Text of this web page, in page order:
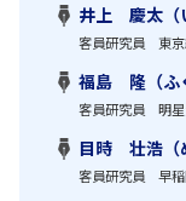
井上 慶太（
客員研究員 東京
福島 隆（ふ
客員研究員 明星
目時 壮浩（
客員研究員 早稲